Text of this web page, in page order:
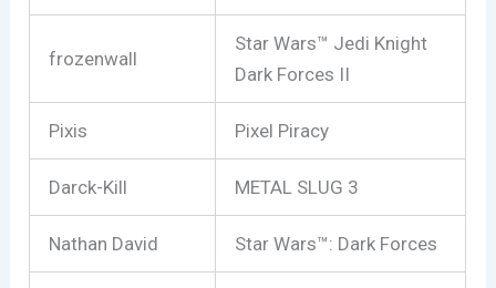
frozenwall
Star Wars™ Jedi Knight
Dark Forces II
Pixis Pixel Piracy
Darck-Kill METAL SLUG 3
Nathan David Star Wars™: Dark Forces